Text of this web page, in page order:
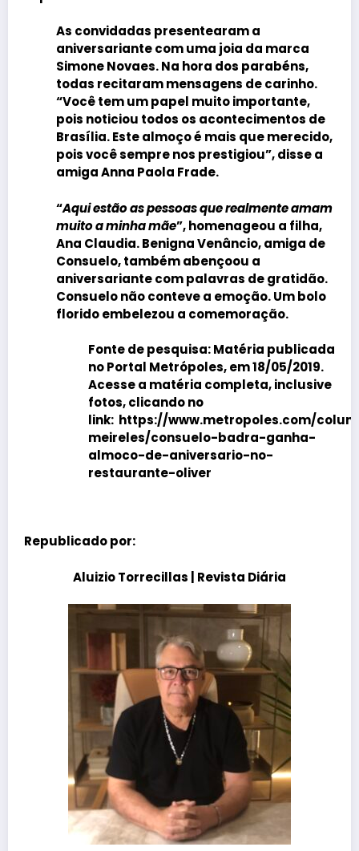
As convidadas presentearam a
aniversariante com uma joia da marca
Simone Novaes. Na hora dos parabéns,
todas recitaram mensagens de carinho.
“Você tem um papel muito importante,
pois noticiou todos os acontecimentos de
Brasília. Este almoço é mais que merecido,
pois você sempre nos prestigiou”, disse a
amigaAnna Paola Frade.
“Aqui estão as pessoas que realmente amam
muito a minha mãe”, homenageou a filha,
Ana Claudia.Benigna Venâncio, amiga de
Consuelo, também abençoou a
aniversariante com palavras de gratidão.
Consuelo não conteve a emoção. Um bolo
florido embelezou a comemoração.
Fonte de pesquisa:Matéria publicada
no Portal Metrópoles, em 18/05/2019.
Acesse a matéria completa, inclusive
fotos, clicando no
link: https://www.metropoles.com/
meireles/consuelo-badra-ganha-
almoco-de-aniversario-no-
restaurante-oliver
Republicado por:
Aluizio Torrecillas | Revista Diária